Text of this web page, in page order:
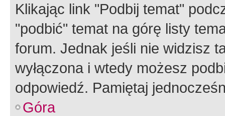
Klikając link "Podbij temat"
"podbić" temat na górę listy
forum. Jednak jeśli nie widzisz
wyłączona i wtedy możesz
odpowiedź. Pamiętaj
Góra